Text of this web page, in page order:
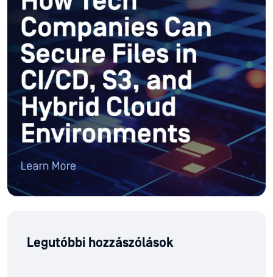
Legutóbbi hozzászólások